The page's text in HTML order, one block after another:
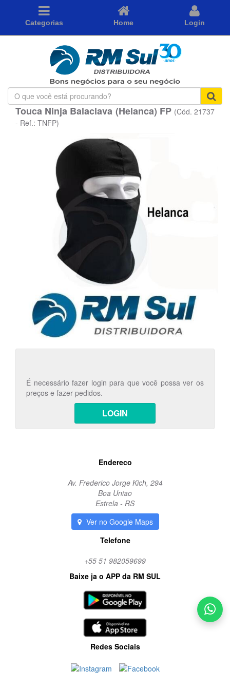
Categorias Home Login
O
que
você
está
Touca Ninja Balaclava (Helanca) FP (Cód. 21737
- Ref.: TNFP)
É necessário fazer login para que você possa ver os
preços e fazer pedidos.
LOGIN
Endereco
Av. Frederico Jorge Kich, 294
Boa Uniao
Estrela - RS
Ver no Google Maps
Telefone
+55 51 982059699
Baixe ja o APP da RM SUL
Redes Sociais